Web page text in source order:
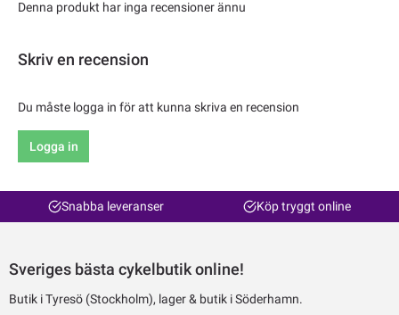
Denna produkt har inga recensioner ännu
Skriv en recension
Du måste logga in för att kunna skriva en recension
Logga in
Snabba leveranser Köp tryggt online
Sveriges bästa cykelbutik online!
Butik i Tyresö (Stockholm), lager & butik i Söderhamn.